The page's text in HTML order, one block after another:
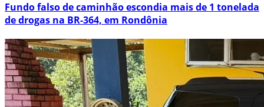
Fundo falso de caminhão escondia mais de 1 tonelada
de drogas na BR-364, em Rondônia